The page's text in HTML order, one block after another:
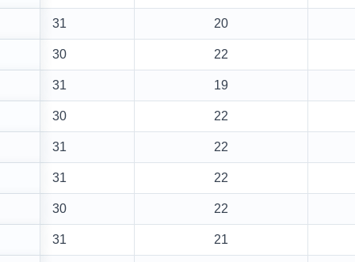
31 20
30 22
31 19
30 22
31 22
31 22
30 22
31 21